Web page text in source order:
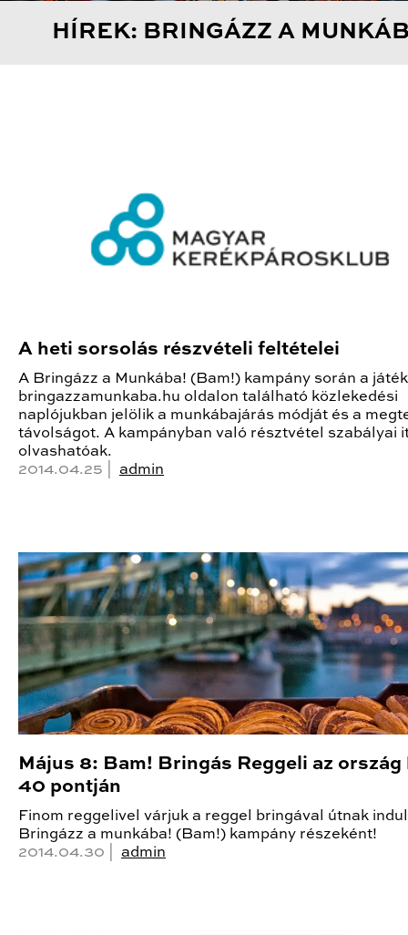
HÍREK: BRINGÁZZ A
A heti sorsolás részvételi feltételei
A Bringázz a Munkába! (Bam!) kampány során a
bringazzamunkaba.hu oldalon található közlekedési
naplójukban jelölik a munkábajárás módját és a
távolságot. A kampányban való résztvétel szabályai
olvashatóak.
2014.04.25 | admin
Május 8: Bam! Bringás Reggeli az ország
40 pontján
Finom reggelivel várjuk a reggel bringával útnak
Bringázz a munkába! (Bam!) kampány részeként!
2014.04.30 | admin